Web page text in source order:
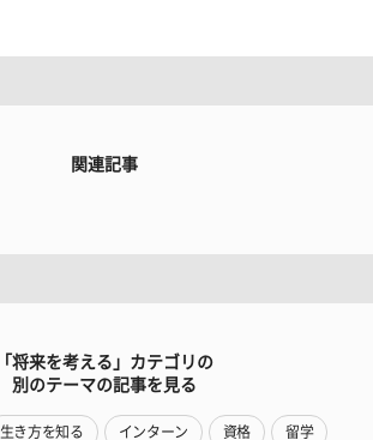
関連記事
「将来を考える」カテゴリの
別のテーマの記事を見る
生き方を知る インターン 資格 留学